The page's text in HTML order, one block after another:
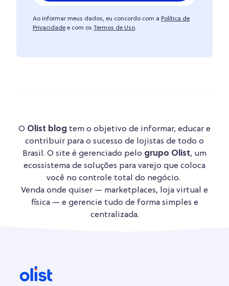
Ao informar meus dados, eu concordo com a Política de
Privacidade e com os Termos de Uso.
O Olist blog tem o objetivo de informar, educar e
contribuir para o sucesso de lojistas de todo o
Brasil. O site é gerenciado pelo grupo Olist, um
ecossistema de soluções para varejo que coloca
você no controle total do negócio.
Venda onde quiser — marketplaces, loja virtual e
física — e gerencie tudo de forma simples e
centralizada.